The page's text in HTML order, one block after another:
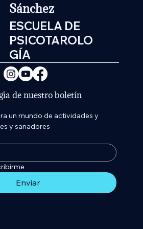
de nuestro boletín
un mundo de actividades y
y sanadores
Enviar
Sánchez
ESCUELA DE
PSICOTAROLO
GÍA